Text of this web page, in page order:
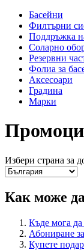
Басейни
Филтърни
Поддръжка
Соларно
Резервни
Фолиа за
Аксесоари
Градина
Марки
Избери страна за
Как може
Къде мога
Абониране
Купете